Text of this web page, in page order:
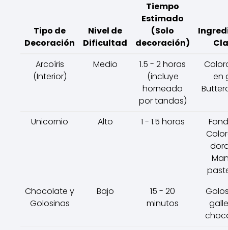
Tipo de
Decoración
Nivel de
Dificultad
Tiempo
Estimado
(Solo
decoración)
Arcoíris
(Interior)
Medio
1.5 - 2 horas
(incluye
horneado
por tandas)
en
Unicornio Alto 1 - 1.5 horas
Chocolate y
Golosinas
Bajo
15 - 20
minutos